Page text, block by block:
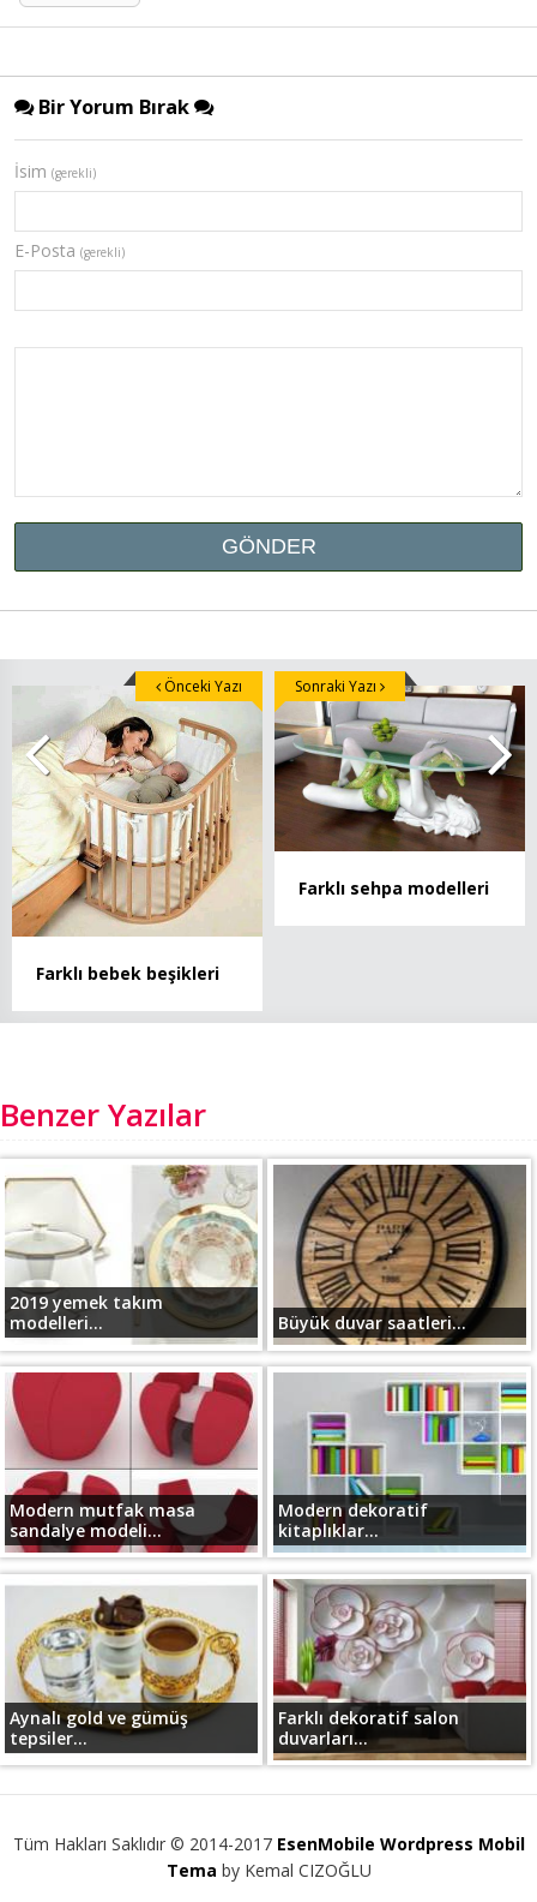
Bir Yorum Bırak
İsim (gerekli)
E-Posta (gerekli)
Farklı bebek beşikleri
Önceki Yazı
Farklı sehpa modelleri
Sonraki Yazı
Benzer Yazılar
2019 yemek takım
modelleri...
Büyük duvar saatleri...
Modern mutfak masa
sandalye modeli...
Modern dekoratif
kitaplıklar...
Aynalı gold ve gümüş
tepsiler...
Farklı dekoratif salon
duvarları...
Tüm Hakları Saklıdır © 2014-2017 EsenMobile Wordpress Mobil
Tema by Kemal CIZOĞLU